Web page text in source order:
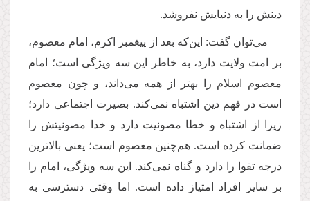
دینش را به دنیایش نفروشد.
می‌توان گفت: این‌که بعد از پیغمبر اکرم، امام معصوم،
بر امت ولایت دارد، به خاطر این سه ویژگی است؛ امام
معصوم اسلام را بهتر از همه می‌داند، و چون معصوم
است در فهم دین اشتباه نمی‌کند. بصیرت اجتماعی دارد؛
زیرا از اشتباه و خطا مصونیت دارد و خدا مصونیتش را
ضمانت کرده است. هم‌چنین معصوم است؛ یعنی بالاترین
درجه تقوا را دارد و گناه نمی‌کند. این‌ سه ویژگی، امام را
بر سایر افراد امتیاز داده است. اما وقتی دسترسی به